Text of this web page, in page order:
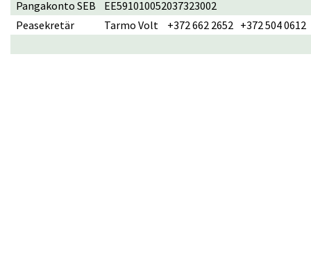
Pangakonto SEB
EE591010052037323002
Peasekretär
Tarmo Volt +372 662 2652 +372 504 0612